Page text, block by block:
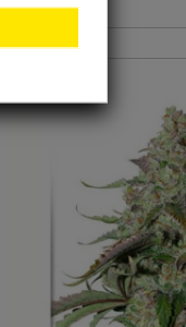
37,96 €
54,96 €